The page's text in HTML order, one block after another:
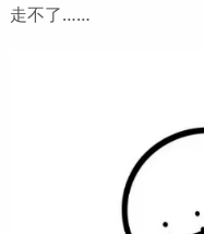
走不了……